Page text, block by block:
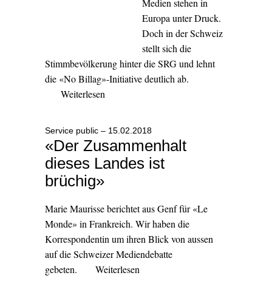
Medien stehen in
Europa unter Druck.
Doch in der Schweiz
stellt sich die
Stimmbevölkerung hinter die SRG und lehnt
die «No Billag»-Initiative deutlich ab.
Weiterlesen
Service public – 15.02.2018
«Der Zusammenhalt
dieses Landes ist
brüchig»
Marie Maurisse berichtet aus Genf für «Le
Monde» in Frankreich. Wir haben die
Korrespondentin um ihren Blick von aussen
auf die Schweizer Mediendebatte
gebeten.
Weiterlesen